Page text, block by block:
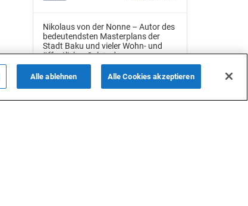
Nikolaus von der Nonne – Autor des
bedeutendsten Masterplans der
Stadt Baku und vieler Wohn- und
öffentlicher Gebäude
14 April 2025 16:10
Rahim Schmidts bemerkenswerter
ALLE NACHRICHTEN
Alle ablehnen Alle Cookies akzeptieren